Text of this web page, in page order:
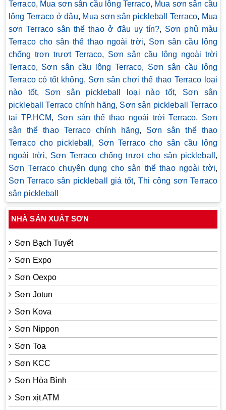
Terraco, Mua sơn sân cầu lông Terraco, Mua sơn sân cầu
lông Terraco ở đâu, Mua sơn sân pickleball Terraco, Mua
sơn Terraco sân thể thao ở đâu uy tín?, Sơn phủ màu
Terraco cho sân thể thao ngoài trời, Sơn sân cầu lông
chống trơn trượt Terraco, Sơn sân cầu lông ngoài trời
Terraco, Sơn sân cầu lông Terraco, Sơn sân cầu lông
Terraco có tốt không, Sơn sân chơi thể thao Terraco loại
nào tốt, Sơn sân pickleball loại nào tốt, Sơn sân
pickleball Terraco chính hãng, Sơn sân pickleball Terraco
tại TP.HCM, Sơn sàn thể thao ngoài trời Terraco, Sơn
sân thể thao Terraco chính hãng, Sơn sân thể thao
Terraco cho pickleball , Sơn Terraco cho sân cầu lông
ngoài trời, Sơn Terraco chống trượt cho sân pickleball ,
Sơn Terraco chuyên dụng cho sân thể thao ngoài trời,
Sơn Terraco sân pickleball giá tốt, Thi công sơn Terraco
sân pickleball
NHÀ SẢN XUẤT SƠN
Sơn Bạch Tuyết
Sơn Expo
Sơn Oexpo
Sơn Jotun
Sơn Kova
Sơn Nippon
Sơn Toa
Sơn KCC
Sơn Hòa Bình
Sơn xịt ATM